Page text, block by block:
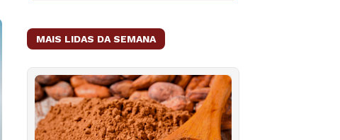
MAIS LIDAS DA SEMANA